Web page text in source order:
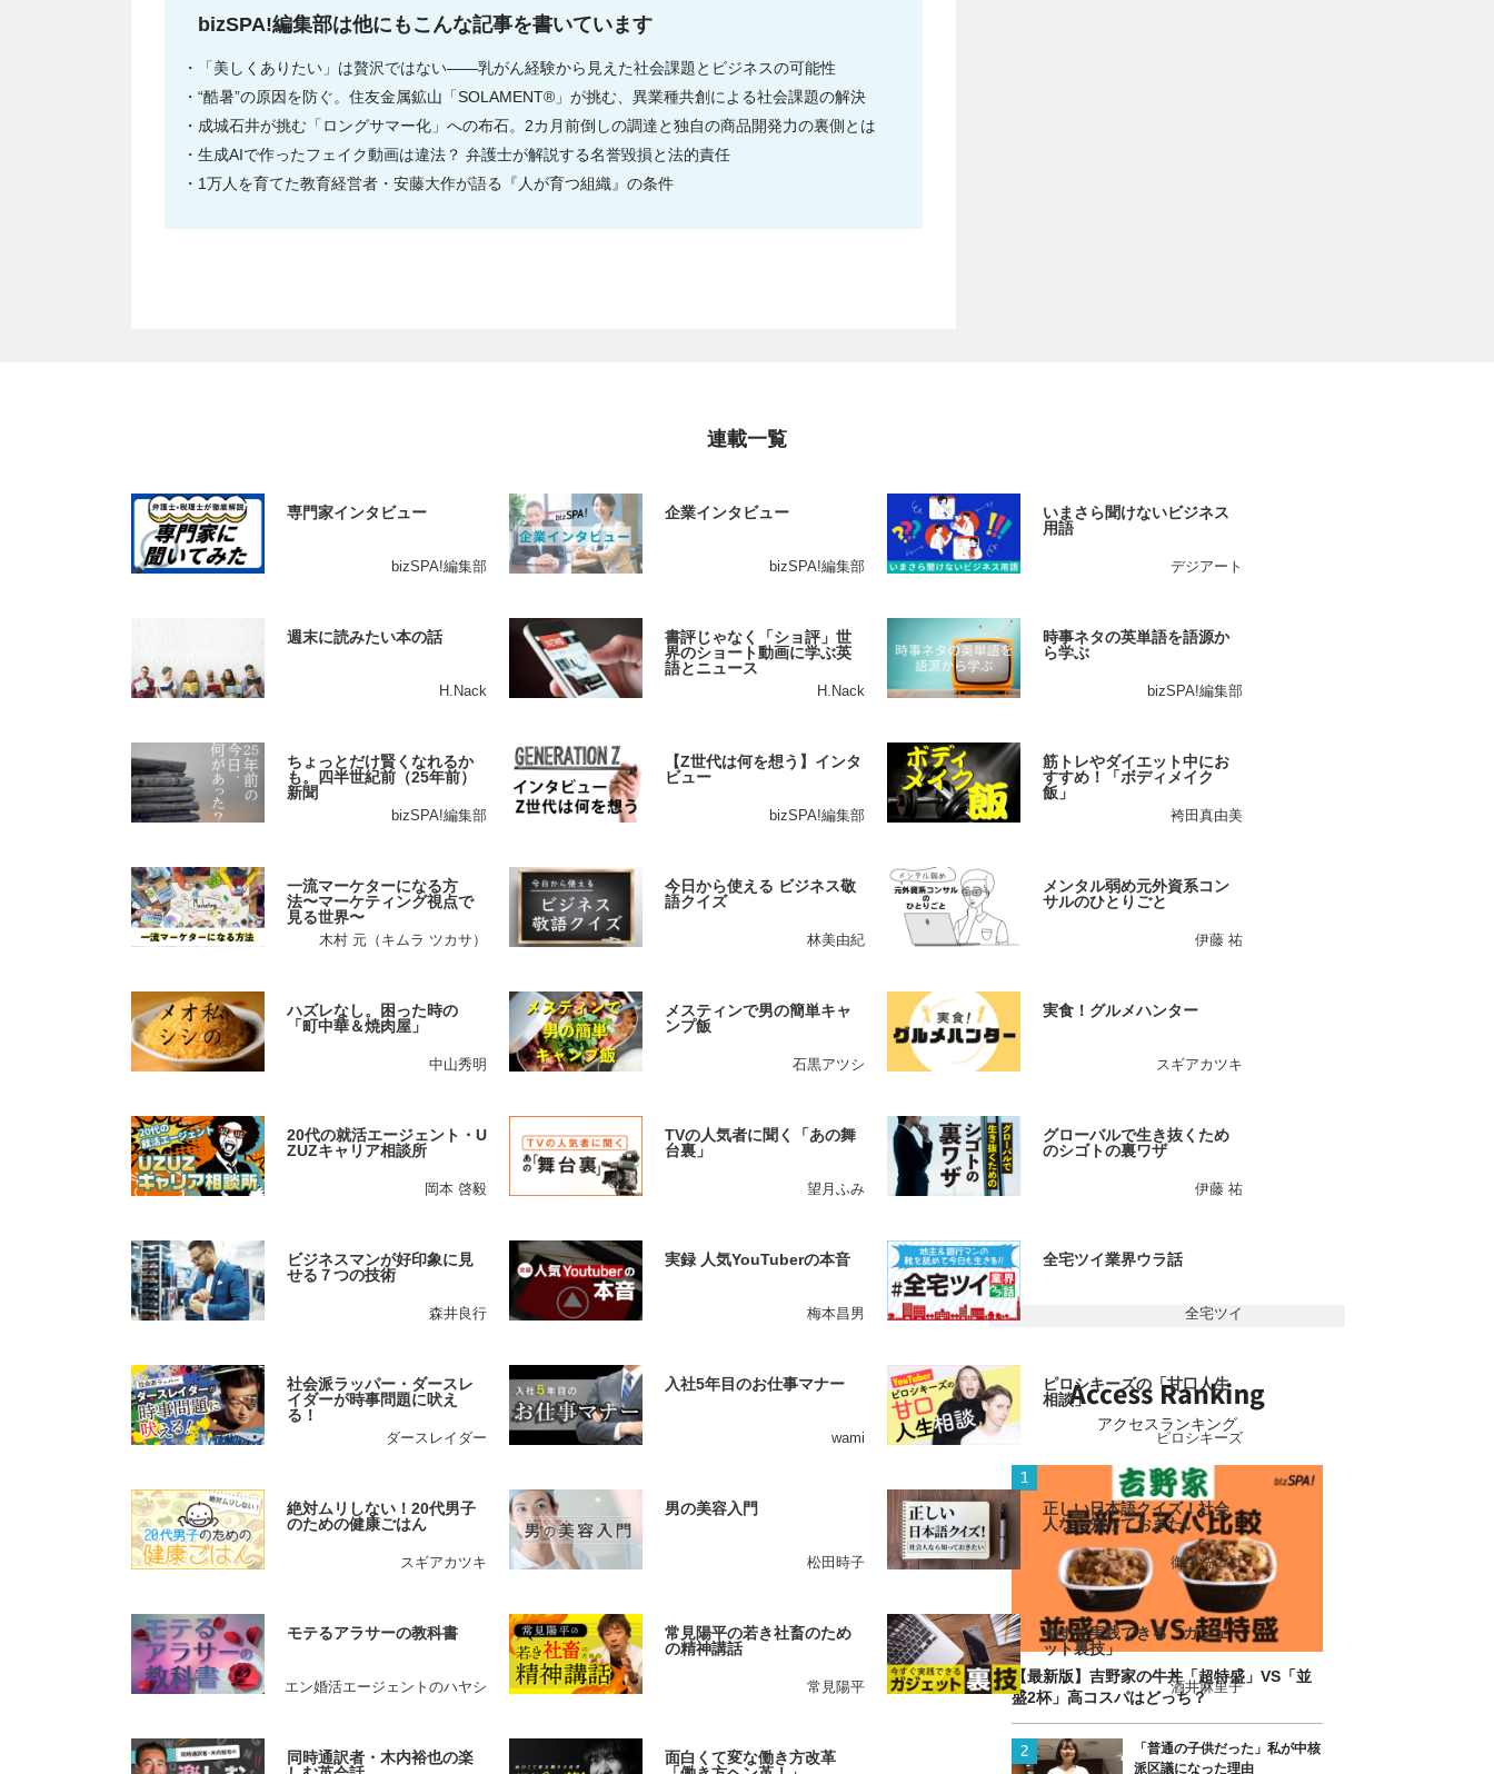
bizSPA!編集部は他にもこんな記事を書いています
「美しくありたい」は贅沢ではない――乳がん経験から見えた社会課題とビジネスの可能性
“酷暑”の原因を防ぐ。住友金属鉱山「SOLAMENT®」が挑む、異業種共創による社会課題の解決
成城石井が挑む「ロングサマー化」への布石。2カ月前倒しの調達と独自の商品開発力の裏側とは
生成AIで作ったフェイク動画は違法？ 弁護士が解説する名誉毀損と法的責任
1万人を育てた教育経営者・安藤大作が語る『人が育つ組織』の条件
アクセスランキング
【最新版】吉野家の牛丼「超特盛」VS「並
盛2杯」高コスパはどっち？
「普通の子供だった」私が中核
派区議になった理由
連載一覧
専門家インタビュー
bizSPA!編集部
企業インタビュー
bizSPA!編集部
いまさら聞けないビジネス
用語
デジアート
週末に読みたい本の話
H.Nack
書評じゃなく「ショ評」世
界のショート動画に学ぶ英
語とニュース
H.Nack
時事ネタの英単語を語源か
ら学ぶ
bizSPA!編集部
ちょっとだけ賢くなれるか
も。四半世紀前（25年前）
新聞
bizSPA!編集部
【Z世代は何を想う】インタ
ビュー
bizSPA!編集部
筋トレやダイエット中にお
すすめ！「ボディメイク
飯」
袴田真由美
一流マーケターになる方
法〜マーケティング視点で
見る世界〜
木村 元（キムラ ツカサ）
今日から使える ビジネス敬
語クイズ
林美由紀
メンタル弱め元外資系コン
サルのひとりごと
伊藤 祐
ハズレなし。困った時の
「町中華＆焼肉屋」
中山秀明
メスティンで男の簡単キャ
ンプ飯
石黒アツシ
実食！グルメハンター
スギアカツキ
20代の就活エージェント・U
ZUZキャリア相談所
岡本 啓毅
TVの人気者に聞く「あの舞
台裏」
望月ふみ
グローバルで生き抜くため
のシゴトの裏ワザ
伊藤 祐
ビジネスマンが好印象に見
せる７つの技術
森井良行
実録 人気YouTuberの本音
梅本昌男
全宅ツイ業界ウラ話
全宅ツイ
社会派ラッパー・ダースレ
イダーが時事問題に吠え
る！
ダースレイダー
入社5年目のお仕事マナー
wami
ピロシキーズの「甘口人生
相談」
ピロシキーズ
絶対ムリしない！20代男子
のための健康ごはん
スギアカツキ
男の美容入門
松田時子
正しい日本語クイズ！社会
人なら知っておきたい
御手洗ココ
モテるアラサーの教科書
エン婚活エージェントのハヤシ
常見陽平の若き社畜のため
の精神講話
常見陽平
今すぐ実践できる「ガジェ
ット裏技」
酒井麻里子
同時通訳者・木内裕也の楽
面白くて変な働き方改革